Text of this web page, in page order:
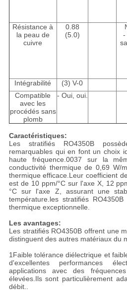
Résistance à
la peau de
cuivre
0.88
(5.0)
-
Intégrabilité
(3) V-0
Compatible
avec les
procédés sans
plomb
- Oui, oui.
Caractéristiques:
Les stratifiés RO4350B
remarquables qui en font un choix
haute fréquence.0037 sur la
conductivité thermique de 0,69 W/
thermique efficace.Leur coefficient
est de 10 ppm/°C sur l'axe X, 12
°C sur l'axe Z, assurant une
température.les stratifiés
thermique exceptionnelle.
Les avantages:
Les stratifiés RO4350B offrent une
distinguent des autres matériaux du
1Faible tolérance diélectrique et
d'excellentes performances
applications avec des
élevées.Ils sont particulièrement
débit..